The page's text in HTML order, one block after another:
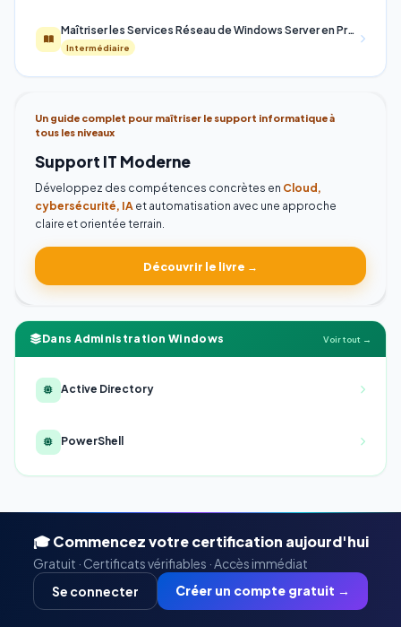
Maîtriser les Services Réseau de Windows Server en Production
Intermédiaire
Un guide complet pour maîtriser le support informatique à
tous les niveaux
Support IT Moderne
Développez des compétences concrètes en Cloud,
cybersécurité, IA et automatisation avec une approche
claire et orientée terrain.
Découvrir le livre →
Dans Administration Windows Voir tout →
Active Directory
PowerShell
🎓 Commencez votre certification aujourd'hui
Gratuit · Certificats vérifiables · Accès immédiat
Se connecter
Créer un compte gratuit →